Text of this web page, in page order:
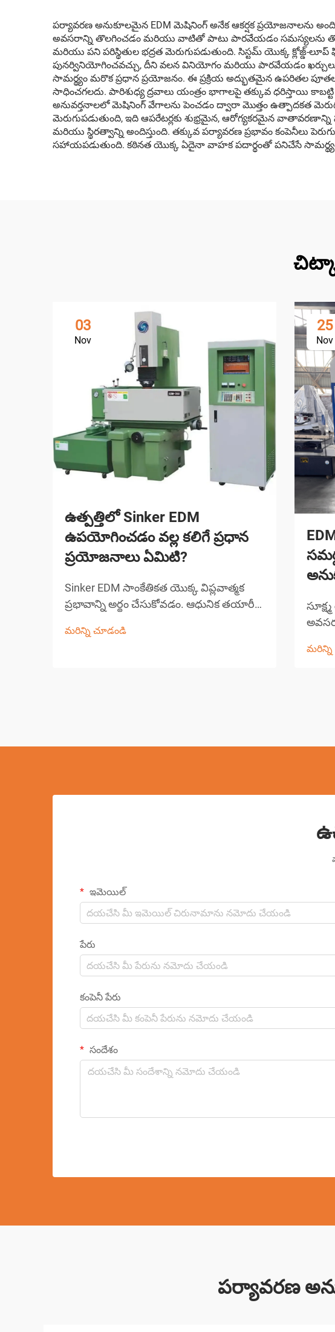
పర్యావరణ అనుకూలమైన EDM మెషినింగ్ అనేక ఆకర్షక ప్రయోజనాలను
అవసరాన్ని తొలగించడం మరియు వాటితో పాటు పారవేయడం సమస్యలను
మరియు పని పరిస్థితుల భద్రత మెరుగుపడుతుంది. సిస్టమ్ యొక్క క్లోజ్డ్-లూప్
పునర్వినియోగించవచ్చు, దీని వలన వినియోగం మరియు పారవేయడం
సామర్థ్యం మరొక ప్రధాన ప్రయోజనం. ఈ ప్రక్రియ అద్భుతమైన ఉపరితల
సాధించగలదు. పారిశుధ్య ద్రవాలు యంత్రం భాగాలపై తక్కువ ధరిస్తాయి
అనువర్తనాలలో మెషినింగ్ వేగాలను పెంచడం ద్వారా మొత్తం ఉత్పాదకత
మెరుగుపడుతుంది, ఇది ఆపరేటర్లకు శుభ్రమైన, ఆరోగ్యకరమైన వాతావరణాన్ని
మరియు స్థిరత్వాన్ని అందిస్తుంది. తక్కువ పర్యావరణ ప్రభావం కంపెనీలు
సహాయపడుతుంది. కఠినత యొక్క ఏదైనా వాహక పదార్థంతో పనిచేసే సామర్థ్యం
03
Nov
ఉత్పత్తిలో Sinker EDM
ఉపయోగించడం వల్ల కలిగే ప్రధాన
ప్రయోజనాలు ఏమిటి?
Sinker EDM సాంకేతికత యొక్క విప్లవాత్మక
ప్రభావాన్ని అర్థం చేసుకోవడం. ఆధునిక తయారీ
మెషినింగ్ సవాళ్లకు కొత్త పరిష్కారాలను డిమాండ్
మరిన్ని చూడండి
25
Nov
మరిన్ని
ఇమెయిల్
పేరు
కంపెనీ పేరు
సందేశం
పర్యావరణ